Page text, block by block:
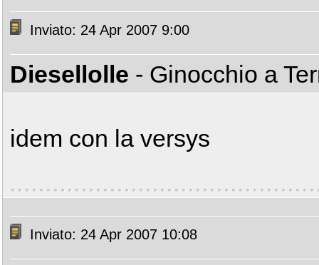
Inviato: 24 Apr 2007 9:00
Diesellolle - Ginocchio a
idem con la versys
Inviato: 24 Apr 2007 10:08